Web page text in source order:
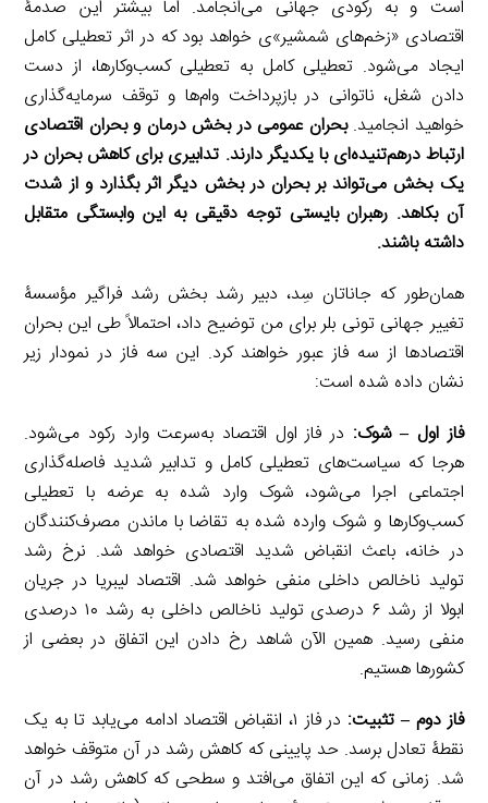
است و به رکودی جهانی می‌انجامد. اما بیشتر این صدمۀ
اقتصادی «زخم‌های شمشیر»ی خواهد بود که در اثر تعطیلی کامل
ایجاد می‌شود. تعطیلی کامل به تعطیلی کسب‌وکارها، از دست
دادن شغل، ناتوانی در بازپرداخت وام‌ها و توقف سرمایه‌گذاری
خواهید انجامید.بحران عمومی در بخش درمان و بحران اقتصادی
ارتباط درهم‌تنیده‌ای با یکدیگر دارند. تدابیری برای کاهش بحران در
یک بخش می‌تواند بر بحران در بخش دیگر اثر بگذارد و از شدت
آن بکاهد. رهبران بایستی توجه دقیقی به این وابستگی متقابل
داشته باشند.
همان‌طور که جاناتان سِد، دبیر رشد بخش رشد فراگیر مؤسسۀ
تغییر جهانی تونی بلر برای من توضیح داد، احتمالاً طی این بحران
اقتصادها از سه فاز عبور خواهند کرد. این سه فاز در نمودار زیر
نشان داده شده است:
فاز اول–شوک: در فاز اول اقتصاد به‌سرعت وارد رکود می‌شود.
هرجا که سیاست‌های تعطیلی کامل و تدابیر شدید فاصله‌گذاری
اجتماعی اجرا می‌شود، شوک وارد شده به عرضه با تعطیلی
کسب‌وکارها و شوک وارده شده به تقاضا با ماندن مصرف‌کنندگان
در خانه، باعث انقباض شدید اقتصادی خواهد شد. نرخ رشد
تولید ناخالص داخلی منفی خواهد شد. اقتصاد لیبریا در جریان
ابولا از رشد ۶ درصدی تولید ناخالص داخلی به رشد ۱۰ درصدی
منفی رسید. همین الآن شاهد رخ دادن این اتفاق در بعضی از
کشورها هستیم.
فاز دوم–تثبیت:
در فاز ۱، انقباض اقتصاد ادامه می‌یابد تا به یک
نقطۀ تعادل برسد. حد پایینی که کاهش رشد در آن متوقف خواهد
شد. زمانی که این اتفاق می‌افتد و سطحی که کاهش رشد در آن